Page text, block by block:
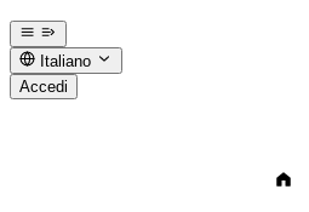
Italiano
Accedi